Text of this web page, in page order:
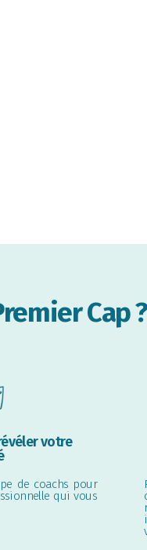
Cap ?
votre
de coachs pour
qui vous